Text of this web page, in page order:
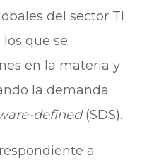
del sector TI
que se
en la materia y
la demanda
defined(SDS).
a